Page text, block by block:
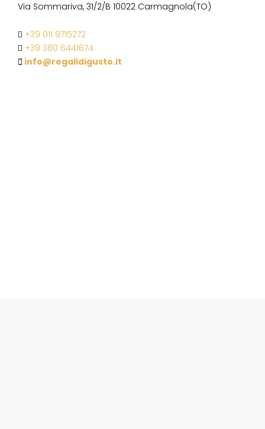
Via Sommariva, 31/2/B 10022 Carmagnola(TO)
+39 011 9715272
+39 380 6441674
info@regalidigusto.it